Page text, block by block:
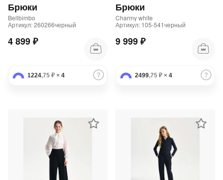
Брюки
Bellbimbo
Артикул: 260266черный
4 899 ₽
1224,75 ₽ × 4
Брюки
Charmy white
Артикул: 105-541черный
9 999 ₽
2499,75 ₽ × 4